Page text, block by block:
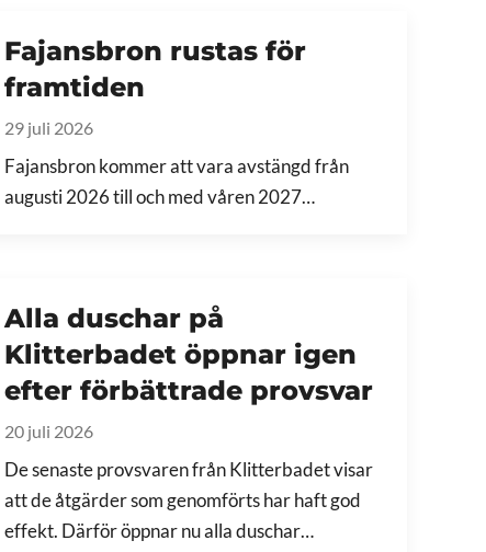
Fajansbron rustas för
framtiden
29 juli 2026
Fajansbron kommer att vara avstängd från
augusti 2026 till och med våren 2027…
Alla duschar på
Klitterbadet öppnar igen
efter förbättrade provsvar
20 juli 2026
De senaste provsvaren från Klitterbadet visar
att de åtgärder som genomförts har haft god
effekt. Därför öppnar nu alla duschar…